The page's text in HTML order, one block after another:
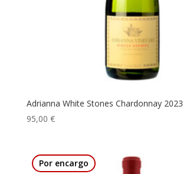
Adrianna White Stones Chardonnay 2023
95,00 €
Por encargo